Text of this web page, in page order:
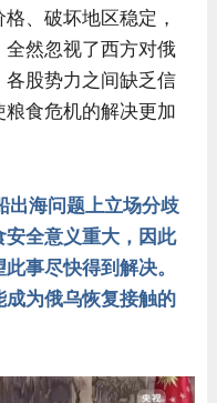
、破坏地区稳定，
然忽视了西方对俄
股势力之间缺乏信
食危机的解决更加
出海问题上立场分歧
全意义重大，因此
事尽快得到解决。
成为俄乌恢复接触的